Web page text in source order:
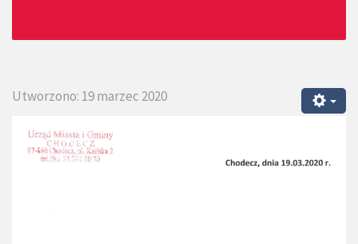
Utworzono: 19 marzec 2020